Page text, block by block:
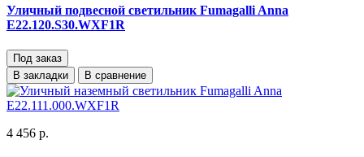
Уличный подвесной светильник Fumagalli Anna
E22.120.S30.WXF1R
Под заказ
В закладки
В сравнение
4 456 р.